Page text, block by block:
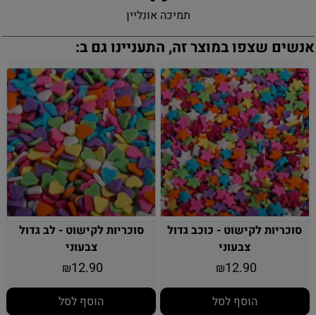
תמיכה אונליין
אנשים שצפו במוצר זה, התעניינו גם ב:
סוכריות לקישוט - כוכב גדול
צבעוני
₪12.90
הוסף לסל
סוכריות לקישוט - לב גדול
צבעוני
₪12.90
הוסף לסל